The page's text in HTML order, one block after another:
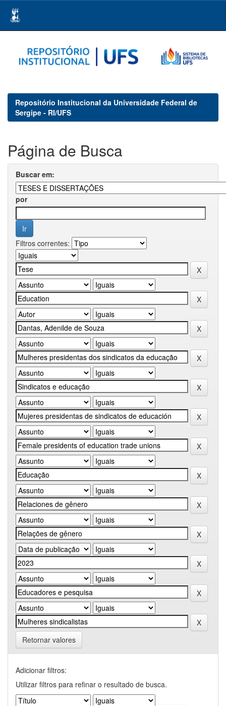
navigation
Repositório Institucional da Universidade Federal de
Sergipe - RI/UFS
Página de Busca
Buscar em:
por
Filtros correntes:
Retornar valores
Adicionar filtros:
Utilizar filtros para refinar o resultado de busca.